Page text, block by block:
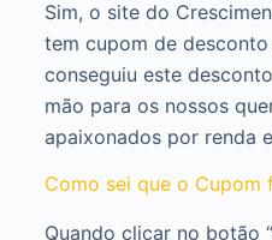
Sim, o site do
tem cupom de desconto
conseguiu este
mão para os nossos
apaixonados por renda
Como sei que o Cupom
Quando clicar no botão